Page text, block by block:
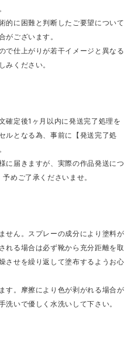
的に困難と判断したご要望について
がございます。
で仕上がりが若干イメージと異なる
みください。
確定後1ヶ月以内に発送完了処理を
ルとなる為、事前に【発送完了処
に届きますが、実際の作品発送につ
めご了承くださいませ。
せん。スプレーの成分により塗料が
れる場合は必ず靴から充分距離を取
させを繰り返して塗布するようお心
す。摩擦により色が剥がれる場合が
洗いで優しく水洗いして下さい。